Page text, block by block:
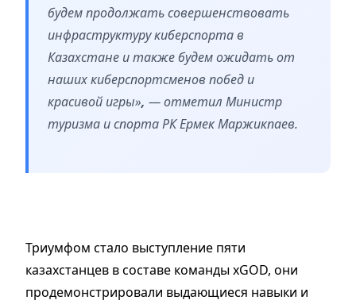
будем продолжать совершенствовать
инфраструктуру киберспорта в
Казахстане и также будем ожидать от
наших киберспортсменов побед и
красивой игры», — отметил Министр
туризма и спорта РК Ермек Маржикпаев.
Триумфом стало выступление пяти
казахстанцев в составе команды xGOD, они
продемонстрировали выдающиеся навыки и